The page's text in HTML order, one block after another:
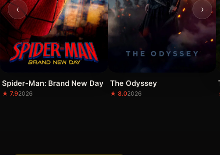
‹
Spider-Man: Brand New Day
★ 7.92026
The Odyssey
★ 8.02026
›